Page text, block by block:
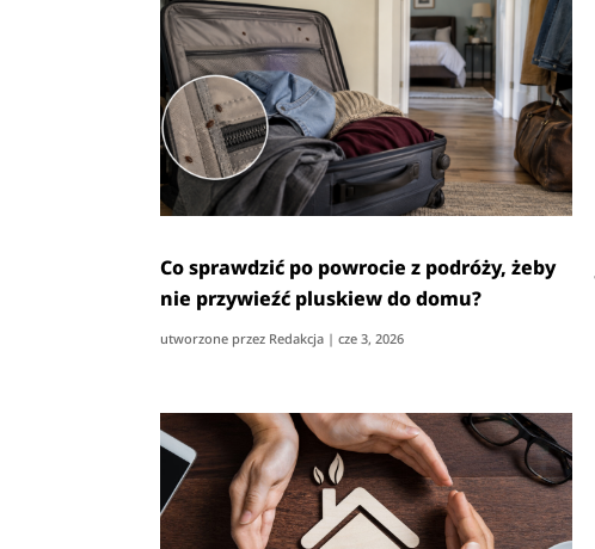
Co sprawdzić po powrocie z podróży, żeby
nie przywieźć pluskiew do domu?
utworzone przez Redakcja |cze 3, 2026